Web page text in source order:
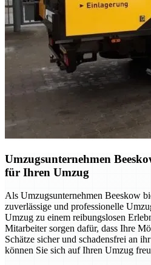
Umzugsunternehmen
für Ihren Umzug
Als Umzugsunternehmen Beeskow
zuverlässige und professionelle
Umzug zu einem reibungslosen
Mitarbeiter sorgen dafür, dass Ihre
Schätze sicher und schadensfrei an
können Sie sich auf Ihren Umzug